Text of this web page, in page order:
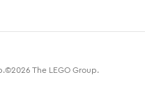
The LEGO Group.